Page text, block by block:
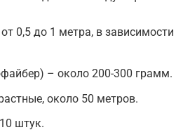
0,5 до 1 метра, в
– около 200-300 грамм.
около 50 метров.
штук.